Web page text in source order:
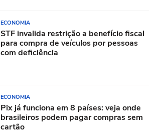
ECONOMIA
STF invalida restrição a benefício fiscal
para compra de veículos por pessoas
com deficiência
ECONOMIA
Pix já funciona em 8 países: veja onde
brasileiros podem pagar compras sem
cartão